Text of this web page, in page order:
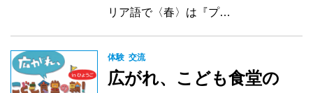
リア語で〈春〉は『プ…
体験 交流
広がれ、こども食堂の